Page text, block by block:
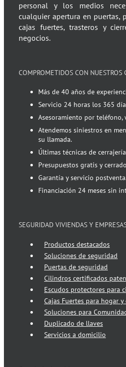
personal y los medios
cualquier apertura en puertas,
cajas fuertes, trasteros y
negocios.
COMPROMETIDOS CON NUESTROS
Más de 40 años de
Servicio 24 horas los 365
Asesoramiento por teléfono,
Atendemos siniestros en
su llamada.
Últimas técnicas de
Presupuestos gratis y
Garantía y servicio
Financiación 24 meses sin
SEGURIDAD VIVIENDAS Y
Productos destacados
Soluciones de seguridad
Puertas de seguridad
Cilindros certificados
Escudos protectores para
Cajas Fuertes para hogar y
Soluciones para
Duplicado de llaves
Servicios a domicilio